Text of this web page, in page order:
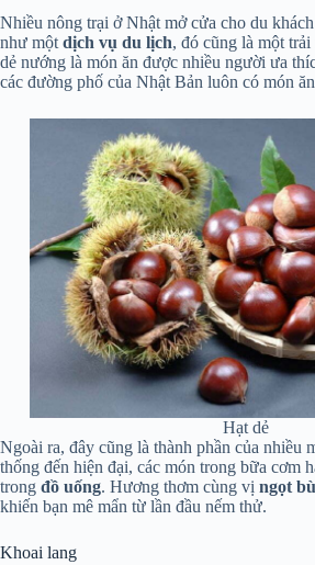
Nhiều nông trại ở Nhật mở cửa cho du
như một dịch vụ du lịch, đó cũng là một
dẻ nướng là món ăn được nhiều người ưa
các đường phố của Nhật Bản luôn có món
Hạt dẻ
Ngoài ra, đây cũng là thành phần của nhiều
thống đến hiện đại, các món trong bữa cơm
trong đồ uống. Hương thơm cùng vị ngọt
khiến bạn mê mẩn từ lần đầu nếm thử.
Khoai lang